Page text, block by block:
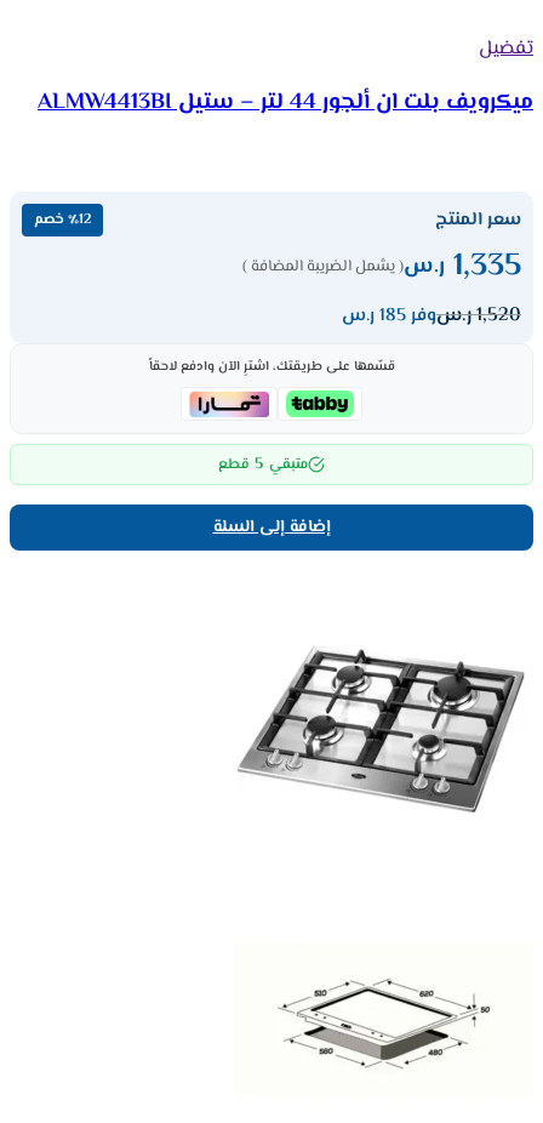
تفضيل
ميكرويف بلت ان ألجور 44 لتر – ستيل ALMW4413BI
سعر المنتج ٪12 خصم
1,335 ر.س( يشمل الضريبة المضافة )
1,520ر.سوفر 185 ر.س
قسّمها على طريقتك، اشترِ الآن وادفع لاحقاً
متبقي 5 قطع
إضافة إلى السلة